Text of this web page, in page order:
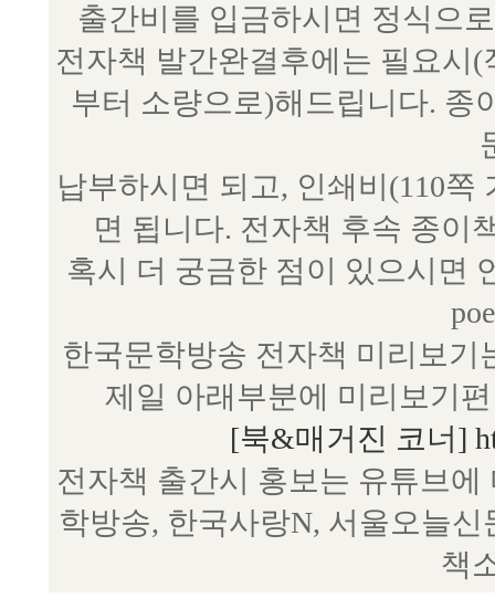
출간비를 입금하시면 정식으
전자책 발간완결후에는 필요시
부터 소량으로)해드립니다. 종
납부하시면 되고, 인쇄비(110
면 됩니다. 전자책 후속 종이
혹시 더 궁금한 점이 있으시면
한국문학방송 전자책 미리보
제일 아래부분에 미리보기
[북&매거진 코너]
전자책 출간시 홍보는 유튜브
학방송, 한국사랑N, 서울오늘
책